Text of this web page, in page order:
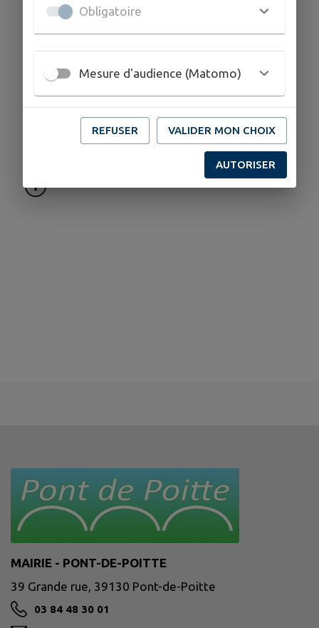
87 Grande Rue 39130 Pont de Poitte
devaux.nautisme@wanadoo.fr
www.devauxnautisme.fr/
MAIRIE - PONT-DE-POITTE
39 Grande rue, 39130 Pont-de-Poitte
03 84 48 30 01
Obligatoire
Mesure d'audience (Matomo)
REFUSER VALIDER MON CHOIX
AUTORISER